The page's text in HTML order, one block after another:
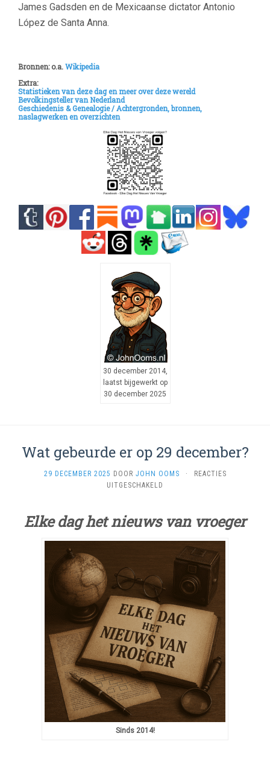
James Gadsden en de Mexicaanse dictator Antonio
López de Santa Anna.
Bronnen: o.a.Wikipedia
Extra:
Statistieken van deze dag en meer over deze wereld
Bevolkingsteller van Nederland
Geschiedenis & Genealogie /Achtergronden, bronnen,
naslagwerken en overzichten
30 december 2014,
laatst bijgewerkt op
30 december 2025
Wat gebeurde er op 29 december?
29 DECEMBER 2025 DOOR JOHN OOMS ·
REACTIES
UITGESCHAKELD
ER
29
DECEMBER?
Elke dag het nieuws van vroeger
Sinds 2014!